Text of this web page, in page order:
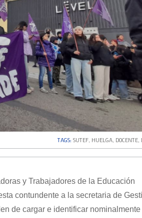
TAGS: SUTEF, HUELGA, DOCENTE,
y Trabajadores de la Educación
contundente a la secretaria de
de cargar e identificar nominalmente